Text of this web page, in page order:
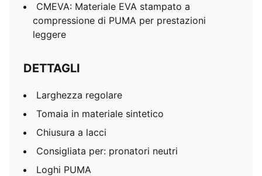
CMEVA: Materiale EVA stampato a
compressione di PUMA per prestazioni
leggere
DETTAGLI
Larghezza regolare
Tomaia in materiale sintetico
Chiusura a lacci
Consigliata per: pronatori neutri
Loghi PUMA